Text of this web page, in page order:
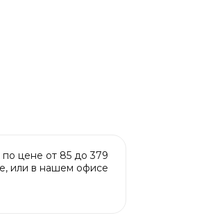
цене от 85 до 379
или в нашем офисе